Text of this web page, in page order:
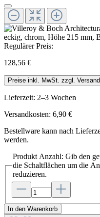
Regulärer Preis:
128,56 €
Preise inkl. MwSt. zzgl.
Lieferzeit: 2–3 Wochen
Versandkosten: 6,90 €
Bestellware kann nach
werden.
Produkt Anzahl: Gib den
die Schaltflächen um die
reduzieren.
In den Warenkorb